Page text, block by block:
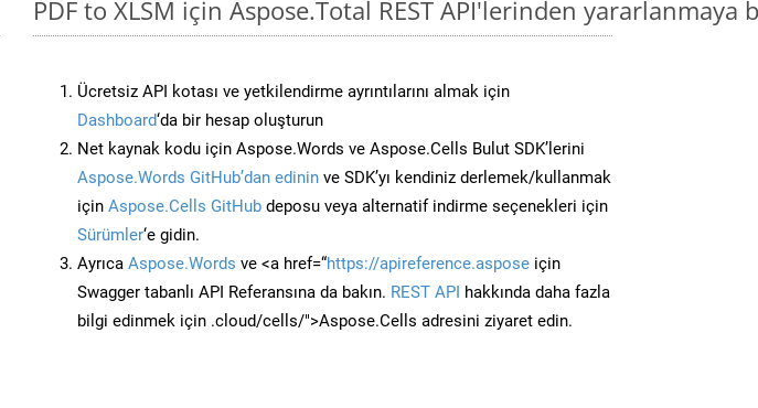
PDF to XLSM için Aspose.Total REST API'lerinden yararlanmaya
Ücretsiz API kotası ve yetkilendirme ayrıntılarını almak için
Dashboard‘da bir hesap oluşturun
Net kaynak kodu için Aspose.Words ve Aspose.Cells Bulut SDK’lerini
Aspose.Words GitHub’dan edinin ve SDK’yı kendiniz derlemek/kullanmak
için Aspose.Cells GitHub deposu veya alternatif indirme seçenekleri için
Sürümler‘e gidin.
Ayrıca Aspose.Words ve <a href=“https://apireference.aspose için
Swagger tabanlı API Referansına da bakın. REST API hakkında daha fazla
bilgi edinmek için .cloud/cells/">Aspose.Cells adresini ziyaret edin.